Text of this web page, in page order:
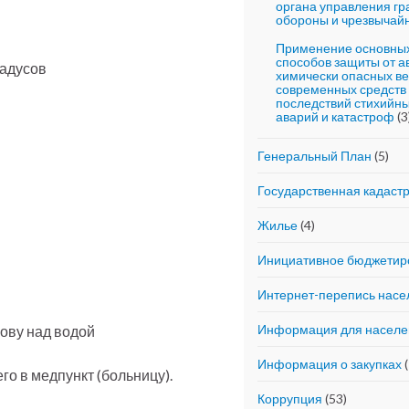
над водой
в медпункт (больницу).
органа управления
обороны и
Применение
способов защиты от
химически опасных
современных
последствий
аварий и катастроф
Генеральный План (5)
Государственная
Жилье(4)
Инициативное
Интернет-перепись
Информация для
Информация о закупках
Коррупция (53)